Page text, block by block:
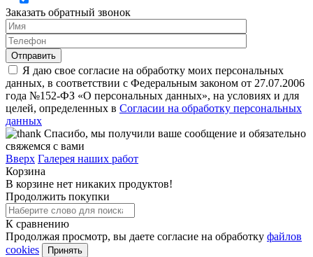
Заказать обратный звонок
Я даю свое согласие на обработку моих персональных
данных, в соответствии с Федеральным законом от 27.07.2006
года №152-ФЗ «О персональных данных», на условиях и для
целей, определенных в Согласии на обработку персональных
данных
Спасибо, мы получили ваше сообщение и обязательно
свяжемся с вами
Вверх Галерея наших работ
Корзина
В корзине нет никаких продуктов!
Продолжить покупки
К сравнению
Продолжая просмотр, вы даете согласие на обработку файлов
cookies
Принять